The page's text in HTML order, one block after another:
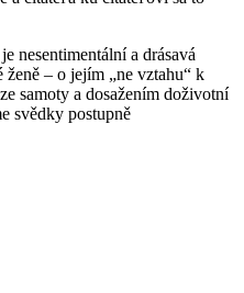
nesentimentální a drásavá
– o jejím „ne vztahu“ k
samoty a dosažením doživotní
svědky postupně